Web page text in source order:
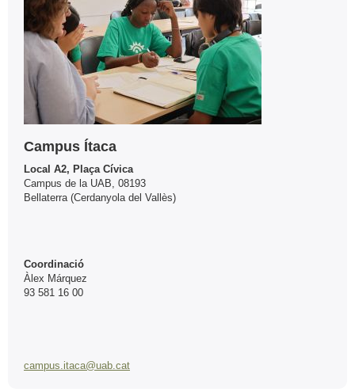
Campus Ítaca
Local A2, Plaça Cívica
Campus de la UAB, 08193
Bellaterra (Cerdanyola del Vallès)
Coordinació
Àlex Márquez
93 581 16 00
campus.itaca@uab.cat